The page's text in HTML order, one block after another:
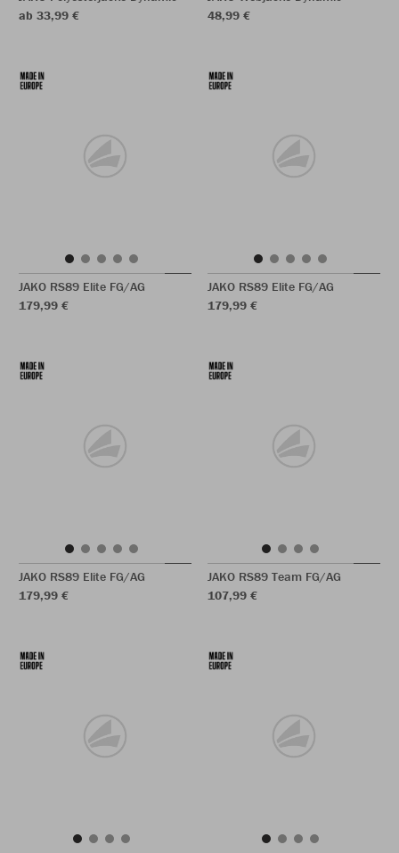
ab 33,99 €
48,99 €
JAKO RS89 Elite FG/AG
179,99 €
JAKO RS89 Elite FG/AG
179,99 €
JAKO RS89 Elite FG/AG
179,99 €
JAKO RS89 Team FG/AG
107,99 €